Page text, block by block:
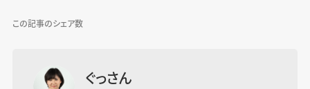
この記事のシェア数
ぐっさん